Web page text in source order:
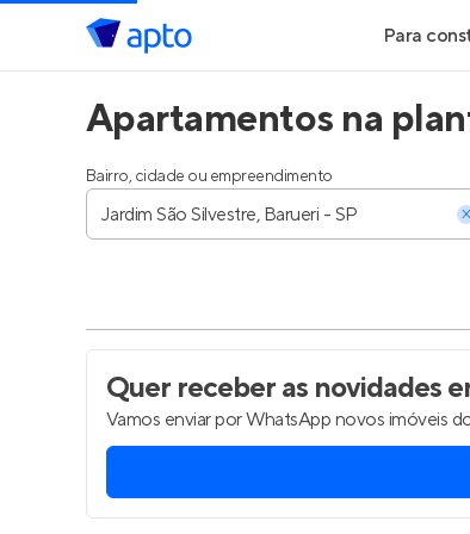
Para
Apartamentos na
Bairro, cidade ou empreendimento
Quer receber as novidades
Vamos enviar por WhatsApp novos imóveis